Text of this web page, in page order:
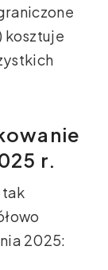
kosztuje
r.
tak
2025: